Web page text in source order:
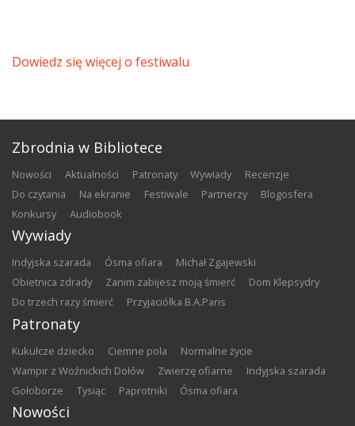
Dowiedz się więcej o festiwalu
Zbrodnia w Bibliotece
nowości aktualności patronaty wywiady
recenzje
do czytania
na ekranie festiwale partnerzy
blogosfera
konkursy
audiobook
Wywiady
Indyjska szarada Ósma ofiara
Michał Zgajewski
Obietnica zdrady
Zanim zabijesz moją śmierć
Dom Klepsydry
Do trzech razy śmierć
Przyjaciółka B.A.Paris
Patronaty
Kukułcze dziecko Ciemne pola
Normalne życie
Wampir z Woźnickich Dołów
Zwierzę ofiarne
Indyjska szarada
Gołoborze
Tysiąc Paprotniki Ósma ofiara
Nowości